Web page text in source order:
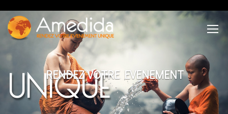
UNIQUE
RENDEZ VOTRE EVENEMENT